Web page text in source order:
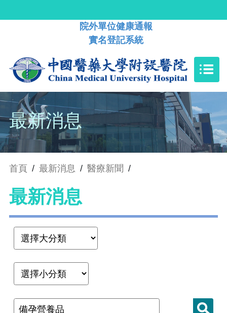
院外單位健康通報
實名登記系統
最新消息
首頁 / 最新消息 / 醫療新聞 /
最新消息